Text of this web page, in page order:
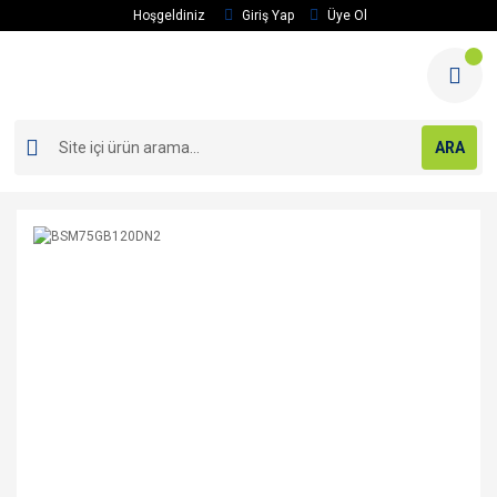
Hoşgeldiniz Giriş Yap Üye Ol
ARA